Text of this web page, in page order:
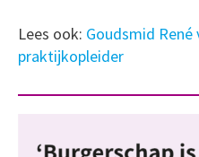
Lees ook: Goudsmid René
praktijkopleider